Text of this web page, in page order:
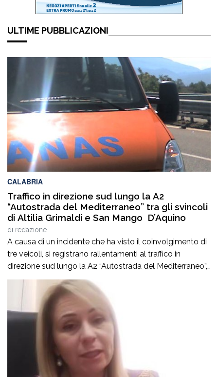
ULTIME PUBBLICAZIONI
CALABRIA
Traffico in direzione sud lungo la A2
“Autostrada del Mediterraneo” tra gli svincoli
di Altilia Grimaldi e San Mango D’Aquino
di redazione
A causa di un incidente che ha visto il coinvolgimento di
tre veicoli, si registrano rallentamenti al traffico in
direzione sud lungo la A2 “Autostrada del Mediterraneo”,
nel tratto compreso tra gli svincoli di Altilia Grimaldi (CS)
e San Mango D’Aquino (CZ). Sul posto è intervenuto il
personale Anas, il 118 e il soccorso meccanico […]